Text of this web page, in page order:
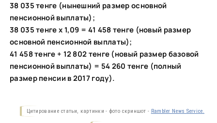
38 035 тенге (нынешний размер основной
пенсионной выплаты);
38 035 тенге х 1,09 = 41 458 тенге (новый размер
основной пенсионной выплаты);
41 458 тенге + 12 802 тенге (новый размер базовой
пенсионной выплаты) = 54 260 тенге (полный
размер пенсии в 2017 году).
Цитирование статьи, картинки - фото скриншот - Rambler News Service.